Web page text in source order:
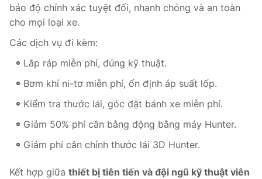
bảo độ chính xác tuyệt đối, nhanh chóng và an toàn
cho mọi loại xe.
Các dịch vụ đi kèm:
Lắp ráp miễn phí, đúng kỹ thuật.
Bơm khí ni-tơ miễn phí, ổn định áp suất lốp.
Kiểm tra thước lái, góc đặt bánh xe miễn phí.
Giảm 50% phí cân bằng động bằng máy Hunter.
Giảm phí cân chỉnh thước lái 3D Hunter.
Kết hợp giữa thiết bị tiên tiến và đội ngũ kỹ thuật viên